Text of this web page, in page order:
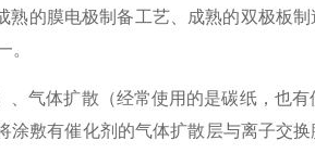
熟的膜电极制备工艺、成熟的双极板
。
、气体扩散（经常使用的是碳纸，也有
涂敷有催化剂的气体扩散层与离子交